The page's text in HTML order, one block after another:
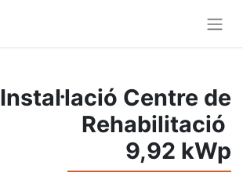
Instal·lació Centre de
Rehabilitació
9,92 kWp